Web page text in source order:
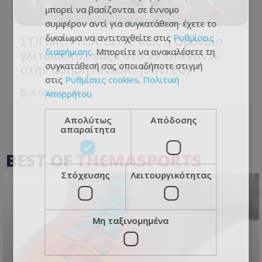
ΣΤΙΓΜΙΟΤΥΠΑ: Δείτε πως η Ομόνοια
γλίτωσε το... κάζο στο 93' απέναντι
στην άσημη Λίνκολν (ΒΙΝΤΕΟ)
06.08.2026 - 22:07
BEST OFTHEMASPORTS
μπορεί να βασίζονται σε έννομο
συμφέρον αντί για συγκατάθεση· έχετε το
δικαίωμα να αντιταχθείτε στις Ρυθμίσεις
διαφήμισης. Μπορείτε να ανακαλέσετε τη
συγκατάθεσή σας οποιαδήποτε στιγμή
στις Ρυθμίσεις cookies. Πολιτική
Απορρήτου
Απολύτως
απαραίτητα
Απόδοσης
Στόχευσης Λειτουργικότητας
Μη ταξινομημένα